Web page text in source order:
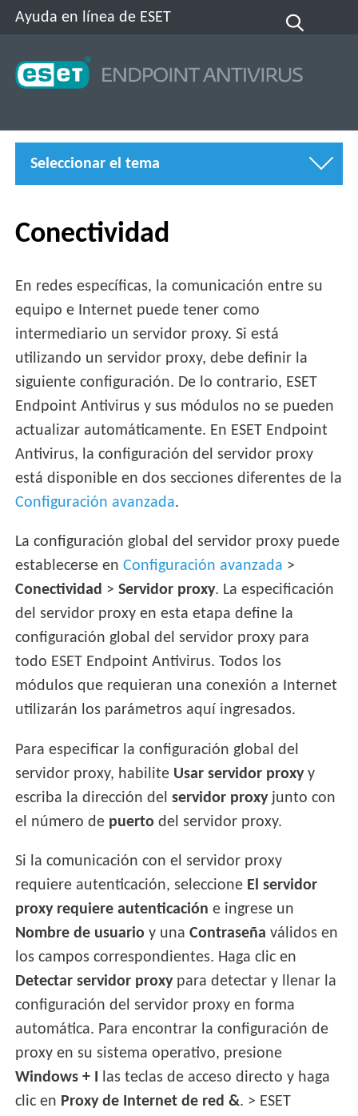
Ayuda en línea de ESET
Seleccionar el tema
Conectividad
En redes específicas, la comunicación entre su
equipo e Internet puede tener como
intermediario un servidor proxy. Si está
utilizando un servidor proxy, debe definir la
siguiente configuración. De lo contrario, ESET
Endpoint Antivirus y sus módulos no se pueden
actualizar automáticamente. En ESET Endpoint
Antivirus, la configuración del servidor proxy
está disponible en dos secciones diferentes de la
Configuración avanzada.
La configuración global del servidor proxy puede
establecerse enConfiguración avanzada >
Conectividad >Servidor proxy. La especificación
del servidor proxy en esta etapa define la
configuración global del servidor proxy para
todo ESET Endpoint Antivirus. Todos los
módulos que requieran una conexión a Internet
utilizarán los parámetros aquí ingresados.
Para especificar la configuración global del
servidor proxy, habilite Usar servidor proxyy
escriba la dirección delservidor proxyjunto con
el número de puerto del servidor proxy.
Si la comunicación con el servidor proxy
requiere autenticación, seleccione El servidor
proxy requiere autenticacióne ingrese un
Nombre de usuario y unaContraseña válidos en
los campos correspondientes. Haga clic en
Detectar servidor proxy para detectar y llenar la
configuración del servidor proxy en forma
automática. Para encontrar la configuración de
proxy en su sistema operativo, presione
Windows + I
las teclas de acceso directo y haga
clic en Proxy de Internet de red &. > ESET